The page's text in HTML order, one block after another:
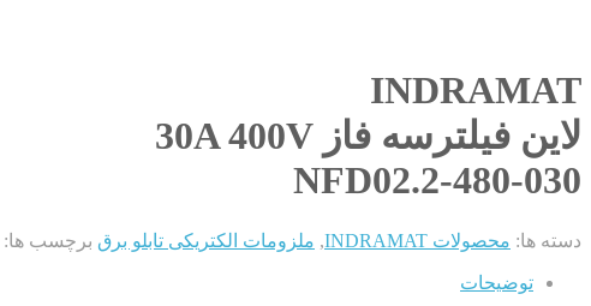
INDRAMAT
لاین فیلترسه فاز 30A 400V
NFD02.2-480-030
دسته ها: محصولات INDRAMAT , ملزومات الکتریکی تابلو برق برچسب ها:
توضیحات